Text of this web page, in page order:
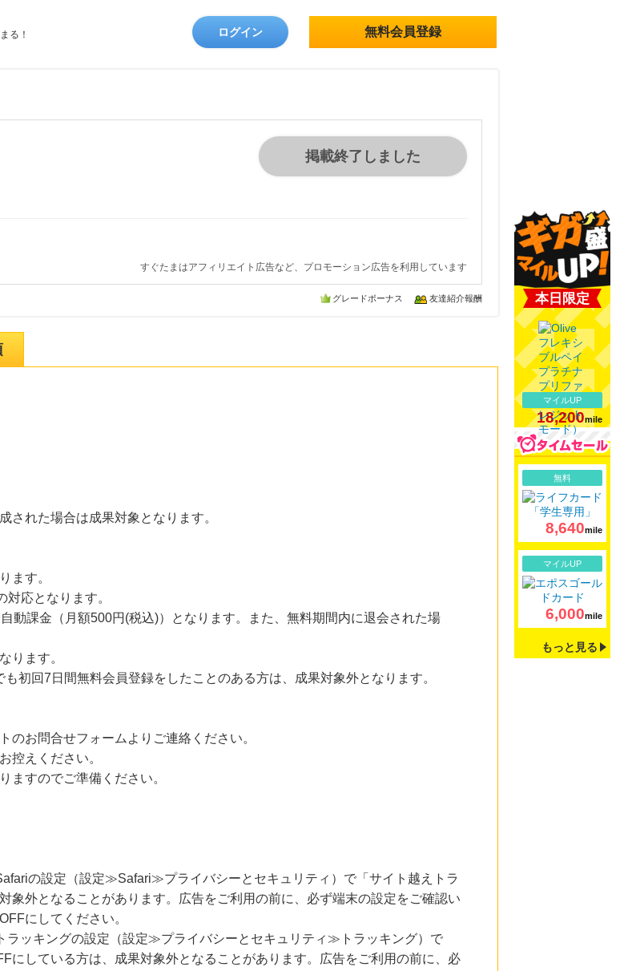
る！ ログイン 無料会員登録
掲載終了しました
すぐたまはアフィリエイト広告など、プロモーション広告を利用しています
グレードボーナス 友達紹介報酬
れた場合は成果対象となります。
ます。
応となります。
動課金（月額500円(税込)）となります。また、無料期間内に退会された場
ります。
初回7日間無料会員登録をしたことのある方は、成果対象外となります。
のお問合せフォームよりご連絡ください。
控えください。
ますのでご準備ください。
の設定（設定≫Safari≫プライバシーとセキュリティ）で「サイト越えトラ
象外となることがあります。広告をご利用の前に、必ず端末の設定をご確認い
にしてください。
ラッキングの設定（設定≫プライバシーとセキュリティ≫トラッキング）で
にしている方は、成果対象外となることがあります。広告をご利用の前に、必
本日限定
マイルUP
18,200mile
無料
8,640mile
マイルUP
6,000mile
もっと見る